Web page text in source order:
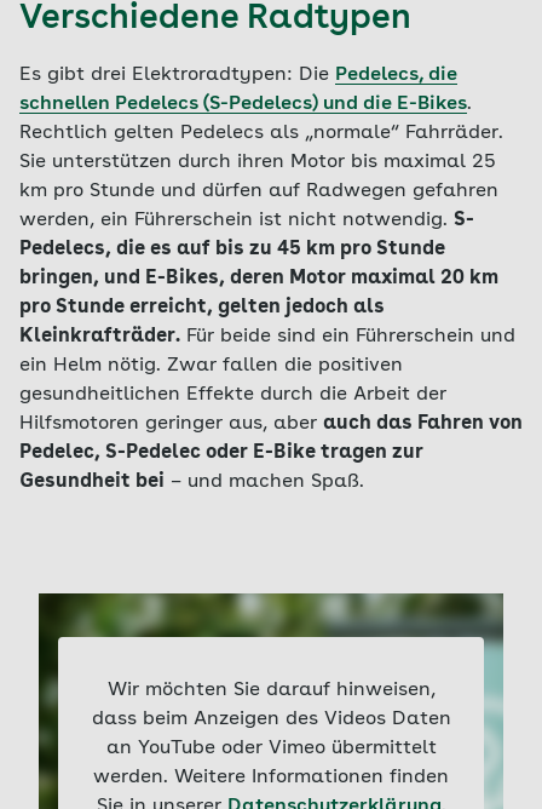
Verschiedene Radtypen
Es gibt drei Elektroradtypen: Die Pedelecs, die
schnellen Pedelecs (S-Pedelecs) und die E-Bikes.
Rechtlich gelten Pedelecs als „normale“ Fahrräder.
Sie unterstützen durch ihren Motor bis maximal 25
km pro Stunde und dürfen auf Radwegen gefahren
werden, ein Führerschein ist nicht notwendig. S-
Pedelecs, die es auf bis zu 45 km pro Stunde
bringen, und E-Bikes, deren Motor maximal 20 km
pro Stunde erreicht, gelten jedoch als
Kleinkrafträder. Für beide sind ein Führerschein und
ein Helm nötig. Zwar fallen die positiven
gesundheitlichen Effekte durch die Arbeit der
Hilfsmotoren geringer aus, aber auch das Fahren von
Pedelec, S-Pedelec oder E-Bike tragen zur
Gesundheit bei – und machen Spaß.
Wir möchten Sie darauf hinweisen,
dass beim Anzeigen des Videos Daten
an YouTube oder Vimeo übermittelt
werden. Weitere Informationen finden